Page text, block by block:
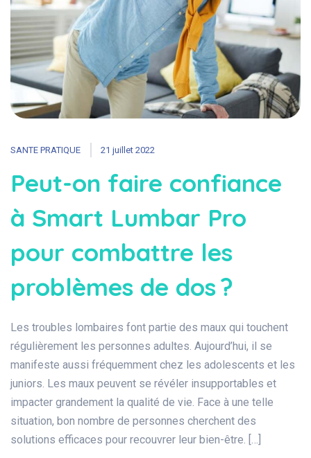
SANTE PRATIQUE 21 juillet 2022
Peut-on faire confiance
à Smart Lumbar Pro
pour combattre les
problèmes de dos ?
Les troubles lombaires font partie des maux qui touchent
régulièrement les personnes adultes. Aujourd’hui, il se
manifeste aussi fréquemment chez les adolescents et les
juniors. Les maux peuvent se révéler insupportables et
impacter grandement la qualité de vie. Face à une telle
situation, bon nombre de personnes cherchent des
solutions efficaces pour recouvrer leur bien-être. […]